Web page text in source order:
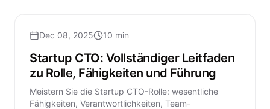
Dec 08, 2025 10 min
Startup CTO: Vollständiger Leitfaden
zu Rolle, Fähigkeiten und Führung
Meistern Sie die Startup CTO-Rolle: wesentliche
Fähigkeiten, Verantwortlichkeiten, Team-